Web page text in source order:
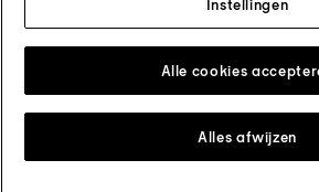
Follow us on social
Change country
Alles afwijzen
Alle cookies